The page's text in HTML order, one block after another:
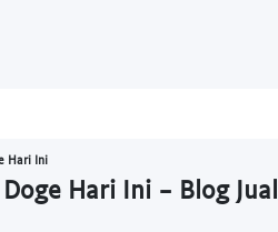
Hari Ini
Hari Ini - Blog